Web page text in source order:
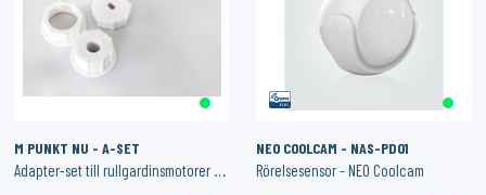
M PUNKT NU - A-SET
Adapter-set till rullgardinsmotorer - 20mm
NEO COOLCAM - NAS-PD01
Rörelsesensor - NEO Coolcam